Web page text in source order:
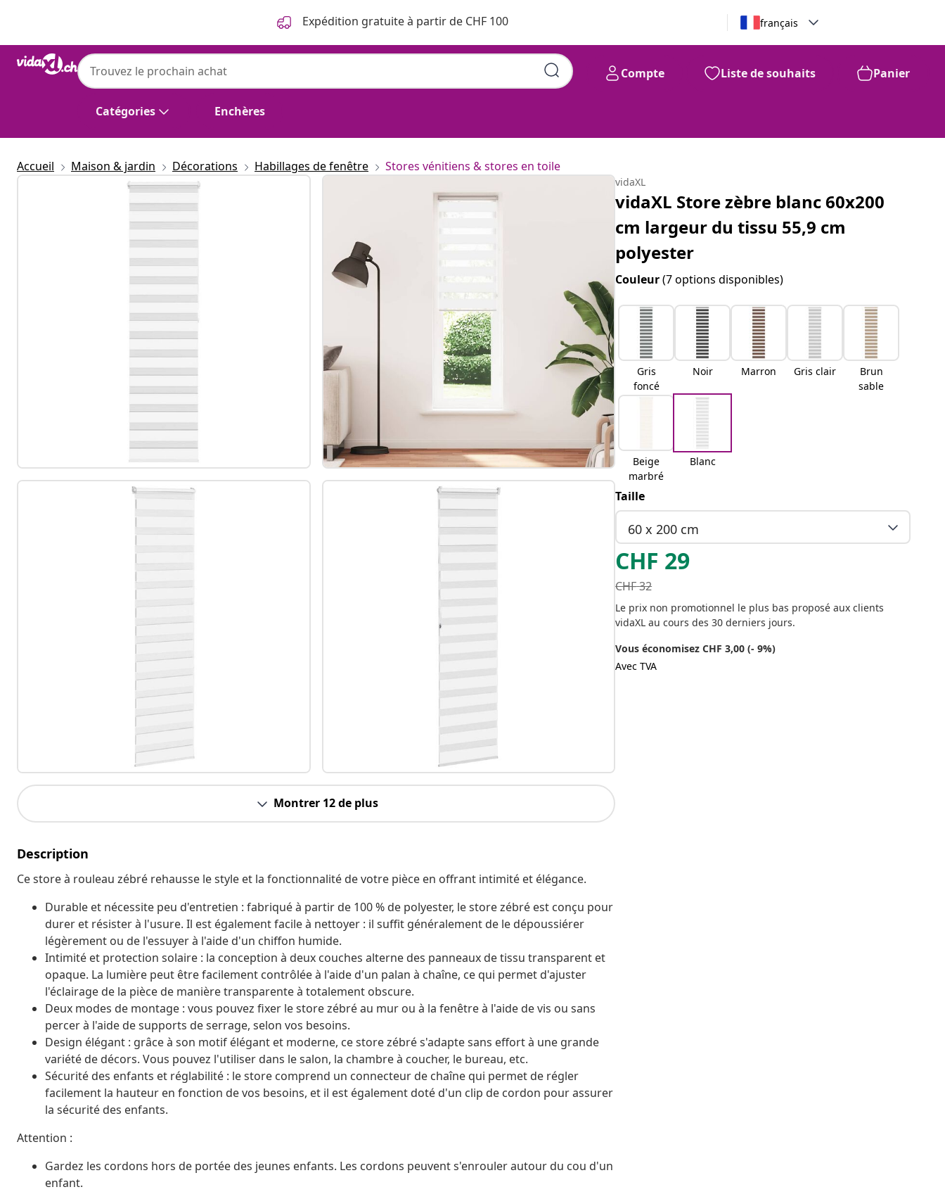
Expédition gratuite à partir de CHF 100 français
Catégories Enchères
Compte Liste de souhaits Panier
Accueil Maison & jardin Décorations Habillages de fenêtre Stores vénitiens & stores en toile
Montrer 12 de plus
Description
Ce store à rouleau zébré rehausse le style et la fonctionnalité de votre pièce en offrant intimité et élégance.
Durable et nécessite peu d'entretien : fabriqué à partir de 100 % de polyester, le store zébré est conçu pour
durer et résister à l'usure. Il est également facile à nettoyer : il suffit généralement de le dépoussiérer
légèrement ou de l'essuyer à l'aide d'un chiffon humide.
Intimité et protection solaire : la conception à deux couches alterne des panneaux de tissu transparent et
opaque. La lumière peut être facilement contrôlée à l'aide d'un palan à chaîne, ce qui permet d'ajuster
l'éclairage de la pièce de manière transparente à totalement obscure.
Deux modes de montage : vous pouvez fixer le store zébré au mur ou à la fenêtre à l'aide de vis ou sans
percer à l'aide de supports de serrage, selon vos besoins.
Design élégant : grâce à son motif élégant et moderne, ce store zébré s'adapte sans effort à une grande
variété de décors. Vous pouvez l'utiliser dans le salon, la chambre à coucher, le bureau, etc.
Sécurité des enfants et réglabilité : le store comprend un connecteur de chaîne qui permet de régler
facilement la hauteur en fonction de vos besoins, et il est également doté d'un clip de cordon pour assurer
la sécurité des enfants.
Attention :
Gardez les cordons hors de portée des jeunes enfants. Les cordons peuvent s'enrouler autour du cou d'un
enfant.
vidaXL
vidaXL Store zèbre blanc 60x200
cm largeur du tissu 55,9 cm
polyester
Couleur(7 options disponibles)
Gris
foncé
Noir Marron Gris clair
Brun
sable
Beige
marbré
Blanc
Taille
60 x 200 cm
CHF 29
CHF32
Le prix non promotionnel le plus bas proposé aux clients
vidaXL au cours des 30 derniers jours.
Vous économisez CHF 3,00 (- 9%)
Avec TVA